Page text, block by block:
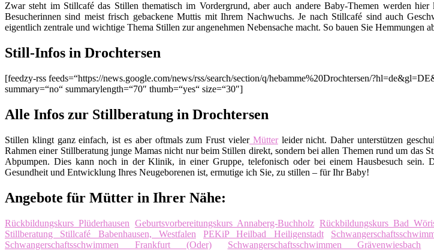
Zwar steht im Stillcafé das Stillen thematisch im Vordergrund, aber auch andere Baby-Themen werden
Besucherinnen sind meist frisch gebackene Muttis mit Ihrem Nachwuchs. Je nach Stillcafé sind auch
eigentlich zentrale und wichtige Thema Stillen zur angenehmen Nebensache macht. So bauen Sie
Still-Infos in Drochtersen
[feedzy-rss feeds=“https://news.google.com/news/rss/search/section/q/hebamme%20Drochtersen/
summary=“no“ summarylength=“70″ thumb=“yes“ size=“30″]
Alle Infos zur Stillberatung in Drochtersen
Stillen klingt ganz einfach, ist es aber oftmals zum Frust vielerMütterleider nicht. Daher unterstützen
Rahmen einer Stillberatung junge Mamas nicht nur beim Stillen direkt, sondern bei allen Themen rund um das
Abpumpen. Dies kann noch in der Klinik, in einer Gruppe, telefonisch oder bei einem Hausbesuch
Gesundheit und Entwicklung Ihres Neugeborenen ist, ermutige ich Sie, zu stillen – für Ihr Baby!
Angebote für Mütter in Ihrer Nähe:
Rückbildungskurs Plüderhausen Geburtsvorbereitungskurs Annaberg-Buchholz Rückbildungskurs Bad
Stillberatung Stillcafé Babenhausen, Westfalen
PEKiP Heilbad Heiligenstadt
Schwangerschaftsschwimmen Frankfurt (Oder)
Schwangerschaftsschwimmen Grävenwiesbach